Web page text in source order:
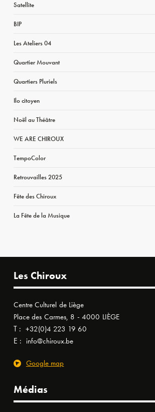
Satellite
BIP
Les Ateliers 04
Quartier Mouvant
Quartiers Pluriels
Ilo citoyen
Noël au Théâtre
WE ARE CHIROUX
TempoColor
Retrouvailles 2025
Fête des Chiroux
La Fête de la Musique
Les Chiroux
Centre Culturel de Liège
Place des Carmes, 8 - 4000 LIÈGE
T : +32(0)4 223 19 60
E : info@chiroux.be
Google map
Médias